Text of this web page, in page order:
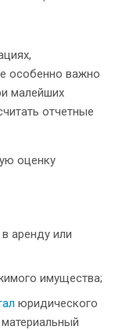
особенно важно
малейших
отчетные
оценку
аренду или
имущества;
юридического